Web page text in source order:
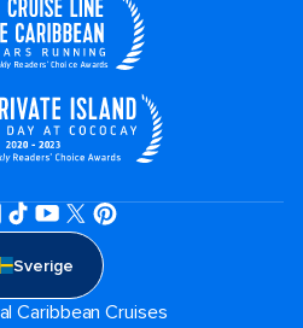
Sverige
Caribbean Cruises